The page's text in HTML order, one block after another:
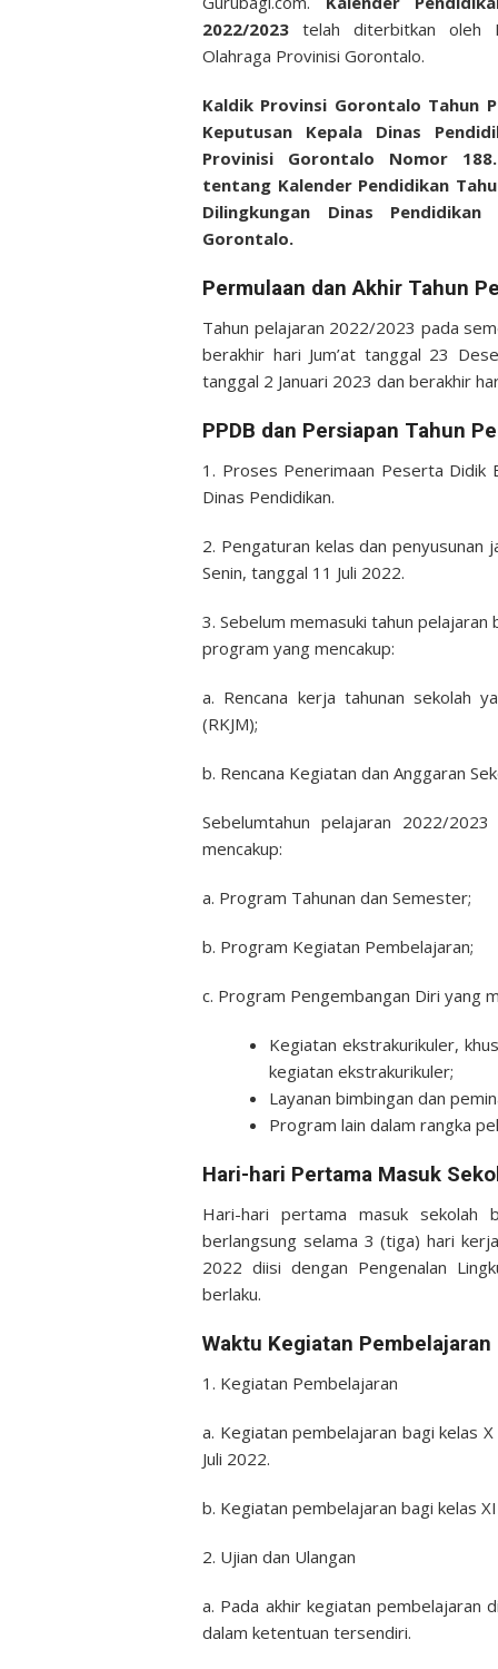
2022/2023 telah diterbitkan oleh
Olahraga Provinisi Gorontalo.
Kaldik Provinsi Gorontalo Tahun
Keputusan Kepala Dinas
Provinisi Gorontalo Nomor
tentang Kalender Pendidikan
Dilingkungan Dinas
Gorontalo.
Permulaan dan Akhir Tahun
Tahun pelajaran 2022/2023 pada
berakhir hari Jum’at tanggal 23
tanggal 2 Januari 2023 dan berakhir
PPDB dan Persiapan Tahun
1. Proses Penerimaan Peserta Didik
Dinas Pendidikan.
2. Pengaturan kelas dan penyusunan
Senin, tanggal 11 Juli 2022.
3. Sebelum memasuki tahun
program yang mencakup:
a. Rencana kerja tahunan sekolah
(RKJM);
b. Rencana Kegiatan dan Anggaran
Sebelumtahun pelajaran 2022/
mencakup:
a. Program Tahunan dan Semester;
b. Program Kegiatan Pembelajaran;
c. Program Pengembangan Diri yang
Kegiatan ekstrakurikuler,
kegiatan ekstrakurikuler;
Layanan bimbingan dan
Program lain dalam rangka
Hari-hari Pertama Masuk
Hari-hari pertama masuk sekolah
berlangsung selama 3 (tiga) hari
2022 diisi dengan Pengenalan
berlaku.
Waktu Kegiatan Pembelajaran
1. Kegiatan Pembelajaran
a. Kegiatan pembelajaran bagi kelas
Juli 2022.
b. Kegiatan pembelajaran bagi kelas
2. Ujian dan Ulangan
a. Pada akhir kegiatan pembelajaran
dalam ketentuan tersendiri.